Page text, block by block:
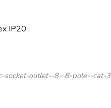
IP20
socket-outlet--8--8-pole--cat-3